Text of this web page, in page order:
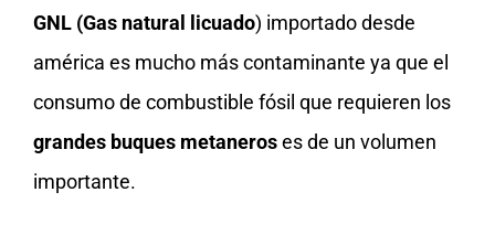
GNL (Gas natural licuado) importado desde
américa es mucho más contaminante ya que el
consumo de combustible fósil que requieren los
grandes buques metaneroses de un volumen
importante.